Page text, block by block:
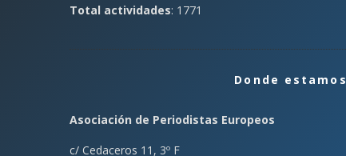
Total actividades: 1771
Donde estamos
Asociación de Periodistas Europeos
c/ Cedaceros 11, 3º F